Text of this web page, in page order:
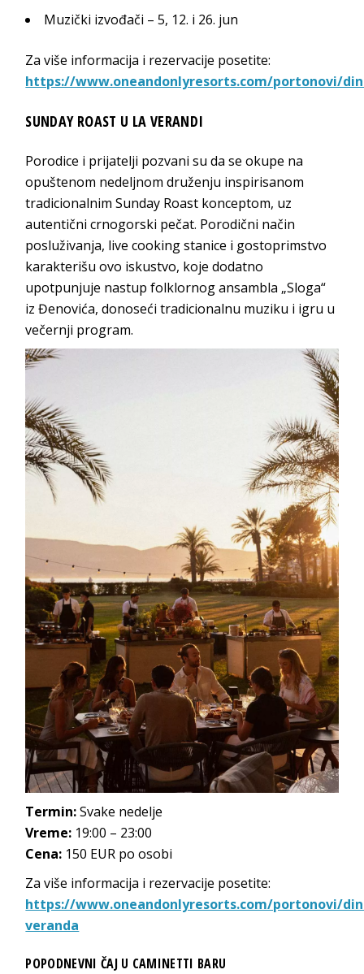
Muzički izvođači – 5, 12. i 26. jun
Za više informacija i rezervacije posetite:
https://www.oneandonlyresorts.com/portonovi/
SUNDAY ROAST U LA VERANDI
Porodice i prijatelji pozvani su da se okupe na
opuštenom nedeljnom druženju inspirisanom
tradicionalnim Sunday Roast konceptom, uz
autentični crnogorski pečat. Porodični način
posluživanja, live cooking stanice i gostoprimstvo
karakterišu ovo iskustvo, koje dodatno
upotpunjuje nastup folklornog ansambla „Sloga“
iz Đenovića, donoseći tradicionalnu muziku i igru u
večernji program.
Termin:Svake nedelje
Vreme: 19:00 – 23:00
Cena: 150 EUR po osobi
Za više informacija i rezervacije posetite:
https://www.oneandonlyresorts.com/portonovi/
veranda
POPODNEVNI ČAJ U CAMINETTI BARU